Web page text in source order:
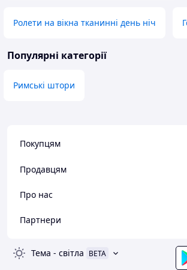
Ролети на вікна тканинні день ніч
Популярні категорії
Римські штори
Покупцям
Продавцям
Про нас
Партнери
Тема - світла BETA